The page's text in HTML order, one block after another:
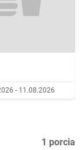
- 11.08.2026
1 porcia